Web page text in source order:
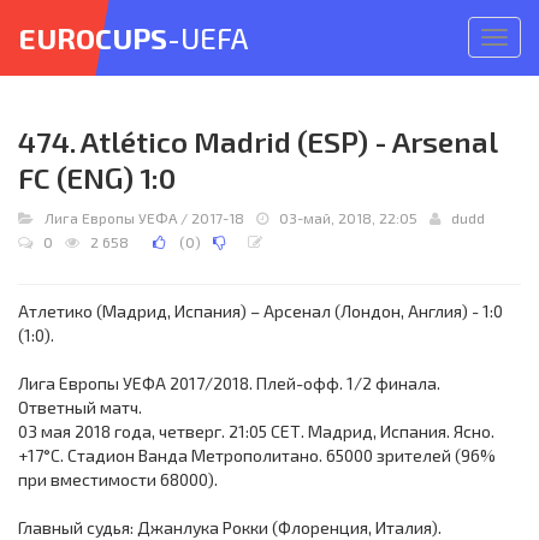
меню
EUROCUPS-UEFA
474. Atlético Madrid (ESP) - Arsenal
FC (ENG) 1:0
Лига Европы УЕФА / 2017-18 03-май, 2018, 22:05
dudd
0
2 658 (0)
Атлетико (Мадрид, Испания) – Арсенал (Лондон, Англия) - 1:0
(1:0).
Лига Европы УЕФА 2017/2018. Плей-офф. 1/2 финала.
Ответный матч.
03 мая 2018 года, четверг. 21:05 СЕТ. Мадрид, Испания. Ясно.
+17°C. Стадион Ванда Метрополитано. 65000 зрителей (96%
при вместимости 68000).
Главный судья: Джанлука Рокки (Флоренция, Италия).